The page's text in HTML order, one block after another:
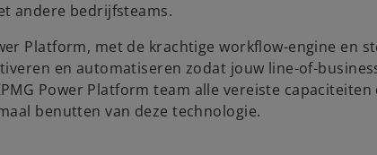
andere bedrijfsteams.
Platform, met de krachtige workflow-engine en
en automatiseren zodat jouw line-of-
Power Platform team alle vereiste
benutten van deze technologie.